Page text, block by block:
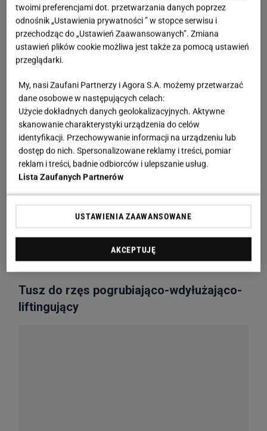
twoimi preferencjami dot. przetwarzania danych poprzez
odnośnik „Ustawienia prywatności ” w stopce serwisu i
przechodząc do „Ustawień Zaawansowanych”. Zmiana
ustawień plików cookie możliwa jest także za pomocą ustawień
przeglądarki.
My, nasi Zaufani Partnerzy i Agora S.A. możemy przetwarzać
dane osobowe w następujących celach:
Użycie dokładnych danych geolokalizacyjnych. Aktywne
skanowanie charakterystyki urządzenia do celów
identyfikacji. Przechowywanie informacji na urządzeniu lub
dostęp do nich. Spersonalizowane reklamy i treści, pomiar
reklam i treści, badnie odbiorców i ulepszanie usług.
Lista Zaufanych Partnerów
USTAWIENIA ZAAWANSOWANE
AKCEPTUJĘ